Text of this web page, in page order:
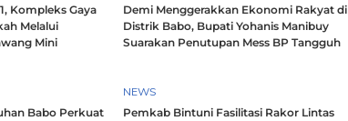
Kompleks Gaya
Melalui
Mini
Demi Menggerakkan Ekonomi Rakyat di
Distrik Babo, Bupati Yohanis Manibuy
Suarakan Penutupan Mess BP Tangguh
Babo Perkuat
NEWS
Pemkab Bintuni Fasilitasi Rakor Lintas